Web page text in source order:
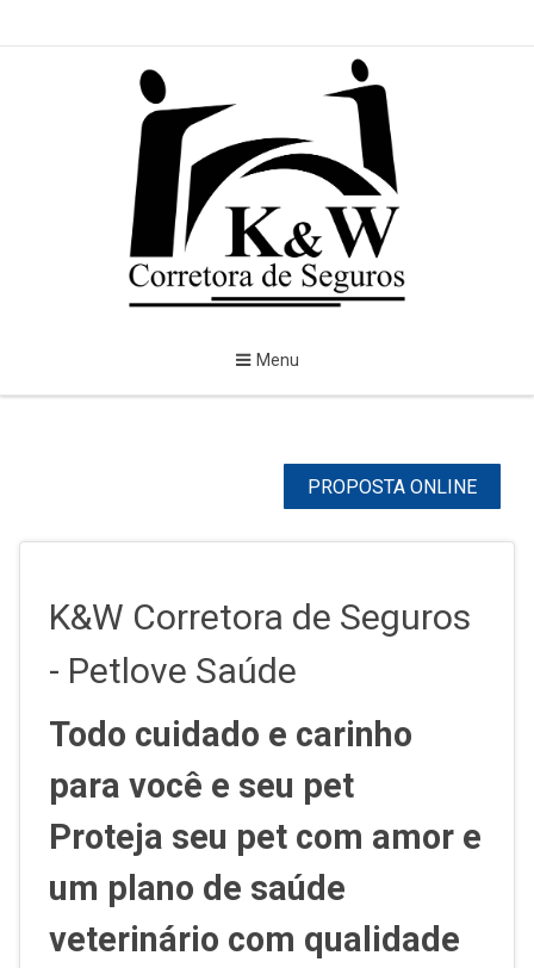
Menu
PROPOSTA ONLINE
K&W Corretora de Seguros
- Petlove Saúde
Todo cuidado e carinho
para você e seu pet
Proteja seu pet com amor e
um plano de saúde
veterinário com qualidade